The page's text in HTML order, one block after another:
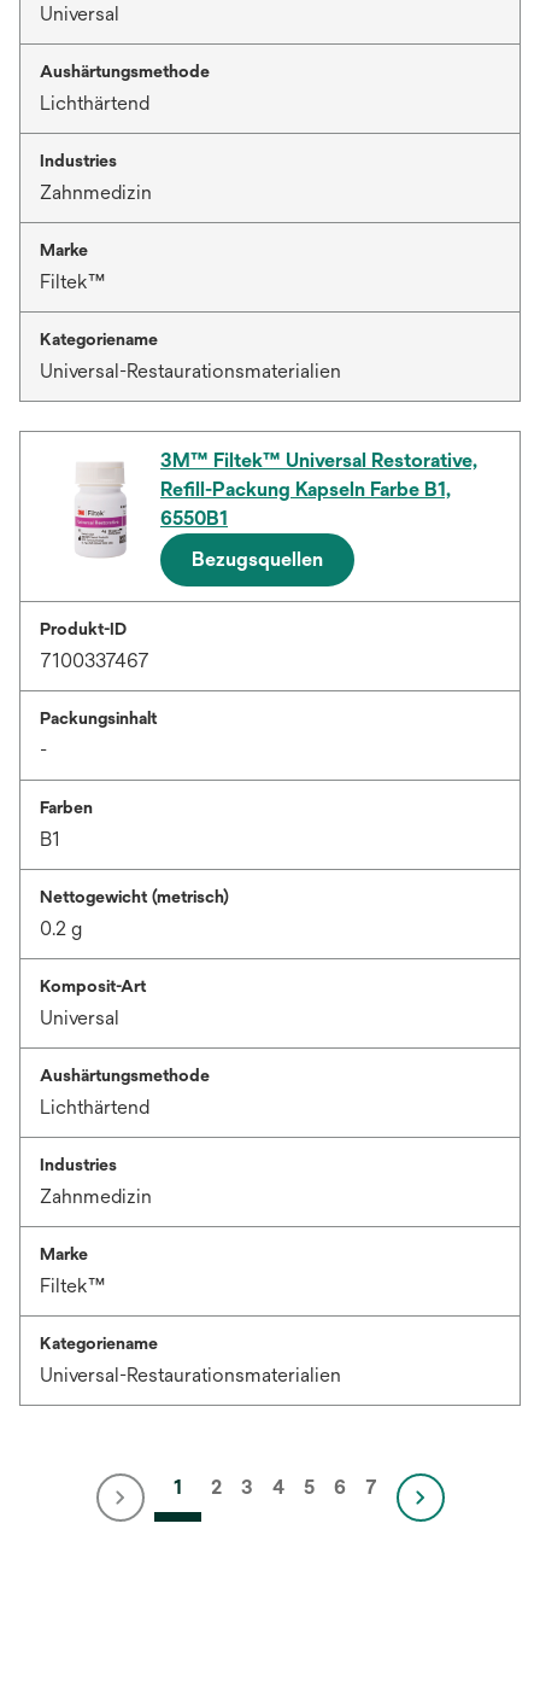
Universal
Aushärtungsmethode
Lichthärtend
Industries
Zahnmedizin
Marke
Filtek™
Kategoriename
Universal-Restaurationsmaterialien
3M™ Filtek™ Universal Restorative,
Refill-Packung Kapseln Farbe B1,
6550B1
Bezugsquellen
Produkt-ID
7100337467
Packungsinhalt
-
Farben
B1
Nettogewicht (metrisch)
0.2 g
Komposit-Art
Universal
Aushärtungsmethode
Lichthärtend
Industries
Zahnmedizin
Marke
Filtek™
Kategoriename
Universal-Restaurationsmaterialien
1 2 3 4 5 6 7